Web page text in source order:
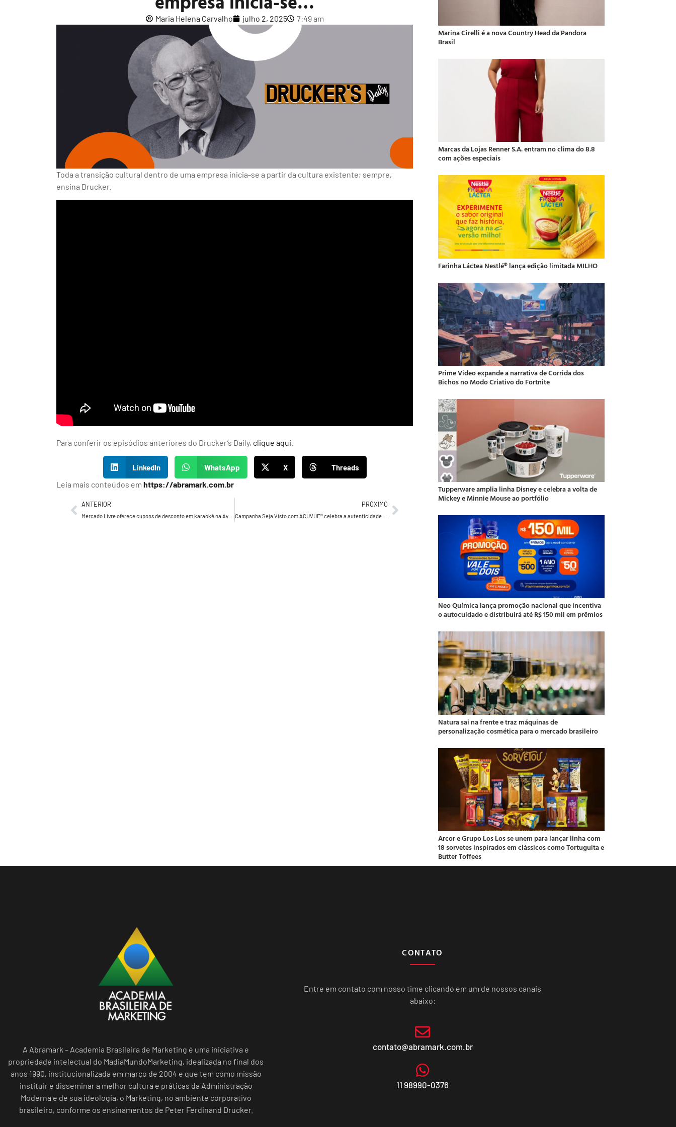
Maria Helena Carvalho julho 2, 2025 7:49 am
Toda a transição cultural dentro de uma empresa inicia-se a partir da cultura existente; sempre,
ensina Drucker.
Para conferir os episódios anteriores do Drucker’s Daily, clique aqui
LinkedIn WhatsApp X Threads
Leia mais conteúdos em https://abramark.com.br
ANTERIOR PRÓXIMO
Marina Cirelli é a nova Country Head da Pandora
Brasil
Marcas da Lojas Renner S.A. entram no clima do 8.8
com ações especiais
Farinha Láctea Nestlé® lança edição limitada MILHO
Prime Video expande a narrativa de Corrida dos
Bichos no Modo Criativo do Fortnite
Tupperware amplia linha Disney e celebra a volta de
Mickey e Minnie Mouse ao portfólio
Neo Química lança promoção nacional que incentiva
o autocuidado e distribuirá até R$ 150 mil em prêmios
Natura sai na frente e traz máquinas de
personalização cosmética para o mercado brasileiro
Arcor e Grupo Los Los se unem para lançar linha com
18 sorvetes inspirados em clássicos como Tortuguita e
Butter Toffees
A Abramark – Academia Brasileira de Marketing é uma iniciativa e
propriedade intelectual do MadiaMundoMarketing, idealizada no final dos
anos 1990, institucionalizada em março de 2004 e que tem como missão
instituir e disseminar a melhor cultura e práticas da Administração
Moderna e de sua ideologia, o Marketing, no ambiente corporativo
brasileiro, conforme os ensinamentos de Peter Ferdinand Drucker.
CONTATO
Entre em contato com nosso time clicando em um de nossos canais
abaixo:
contato@abramark.com.br
11 98990-0376